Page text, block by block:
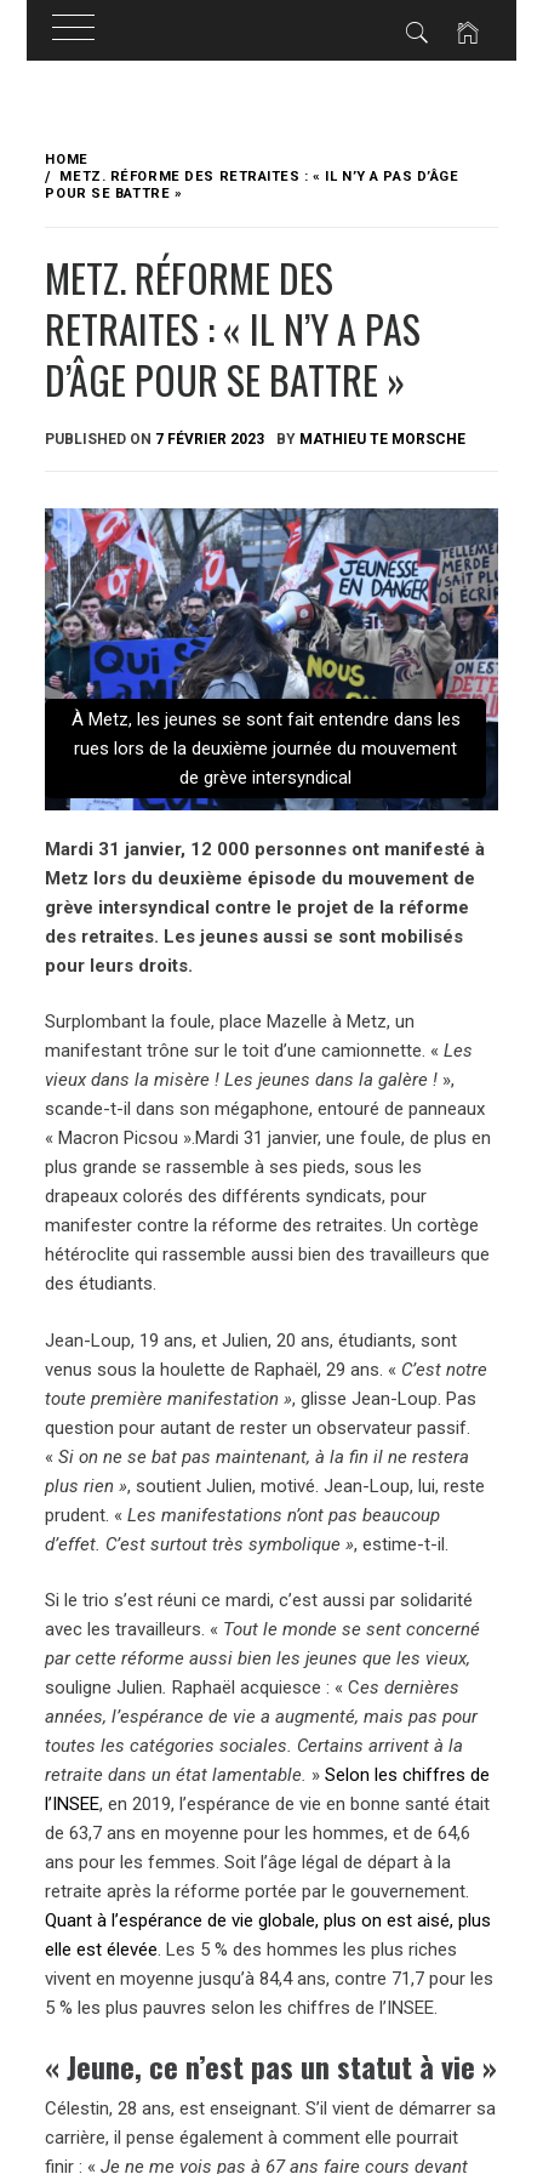
content
HOME
METZ. RÉFORME DES RETRAITES : « IL N’Y A PAS D’ÂGE
POUR SE BATTRE »
METZ. RÉFORME DES
RETRAITES : « IL N’Y A PAS
D’ÂGE POUR SE BATTRE »
PUBLISHED ON 7 FÉVRIER 2023 BY MATHIEU TE MORSCHE
À Metz, les jeunes se sont fait entendre dans les
rues lors de la deuxième journée du mouvement
de grève intersyndical
Mardi 31 janvier, 12 000 personnes ont manifesté à
Metz lors du deuxième épisode du mouvement de
grève intersyndical contre le projet de la réforme
des retraites. Les jeunes aussi se sont mobilisés
pour leurs droits.
Surplombant la foule, place Mazelle à Metz, un
manifestant trône sur le toit d’une camionnette. «Les
vieux dans la misère ! Les jeunes dans la galère ! »,
scande-t-il dans son mégaphone, entouré de panneaux
« Macron Picsou ».Mardi 31 janvier, une foule, de plus en
plus grande se rassemble à ses pieds, sous les
drapeaux colorés des différents syndicats, pour
manifester contre la réforme des retraites. Un cortège
hétéroclite qui rassemble aussi bien des travailleurs que
des étudiants.
Jean-Loup, 19 ans, et Julien, 20 ans, étudiants, sont
venus sous la houlette de Raphaël, 29 ans. « C’est notre
toute première manifestation », glisse Jean-Loup. Pas
question pour autant de rester un observateur passif.
«Si on ne se bat pas maintenant, à la fin il ne restera
plus rien », soutient Julien, motivé. Jean-Loup, lui, reste
prudent. «Les manifestations n’ont pas beaucoup
d’effet. C’est surtout très symbolique », estime-t-il.
Si le trio s’est réuni ce mardi, c’est aussi par solidarité
avec les travailleurs. « Tout le monde se sent concerné
par cette réforme aussi bien les jeunes que les vieux,
souligne Julien. Raphaël acquiesce : « Ces dernières
années, l’espérance de vie a augmenté, mais pas pour
toutes les catégories sociales. Certains arrivent à la
retraite dans un état lamentable. »Selon les chiffres de
l’INSEE, en 2019, l’espérance de vie en bonne santé était
de 63,7 ans en moyenne pour les hommes, et de 64,6
ans pour les femmes. Soit l’âge légal de départ à la
retraite après la réforme portée par le gouvernement.
Quant à l’espérance de vie globale, plus on est aisé, plus
elle est élevée. Les 5 % des hommes les plus riches
vivent en moyenne jusqu’à 84,4 ans, contre 71,7 pour les
5 % les plus pauvres selon les chiffres de l’INSEE.
« Jeune, ce n’est pas un statut à vie »
Célestin, 28 ans, est enseignant. S’il vient de démarrer sa
carrière, il pense également à comment elle pourrait
finir : «Je ne me vois pas à 67 ans faire cours devant